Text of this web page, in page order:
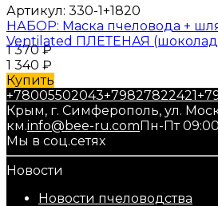
Артикул: 330-1+1820
НАБОР: Маска пчеловода +
Ventilated ПЛЕТЕНАЯ
1 370₽
1 340 ₽
Купить
+78005502043+79827822421
Крым, г. Симферополь, ул.
км.info@bee-ru.comПн-Пт
Мы в соц.сетях
Новости
Новости пчеловодства